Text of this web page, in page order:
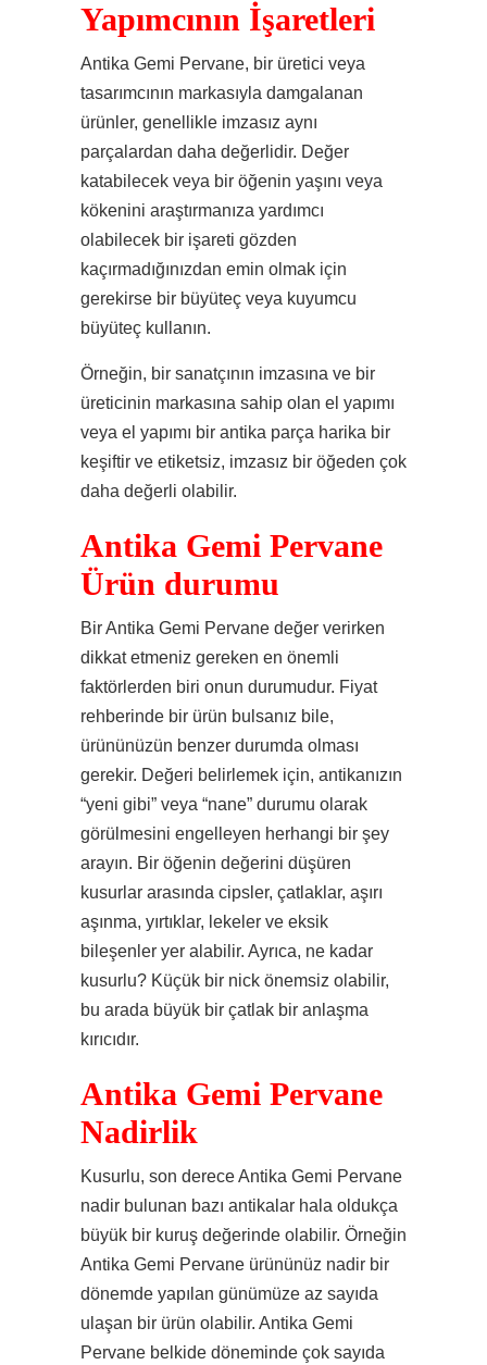
Yapımcının İşaretleri
Antika Gemi Pervane, bir üretici veya
tasarımcının markasıyla damgalanan
ürünler, genellikle imzasız aynı
parçalardan daha değerlidir. Değer
katabilecek veya bir öğenin yaşını veya
kökenini araştırmanıza yardımcı
olabilecek bir işareti gözden
kaçırmadığınızdan emin olmak için
gerekirse bir büyüteç veya kuyumcu
büyüteç kullanın.
Örneğin, bir sanatçının imzasına ve bir
üreticinin markasına sahip olan el yapımı
veya el yapımı bir antika parça harika bir
keşiftir ve etiketsiz, imzasız bir öğeden çok
daha değerli olabilir.
Antika Gemi Pervane
Ürün durumu
Bir Antika Gemi Pervane değer verirken
dikkat etmeniz gereken en önemli
faktörlerden biri onun durumudur. Fiyat
rehberinde bir ürün bulsanız bile,
ürününüzün benzer durumda olması
gerekir. Değeri belirlemek için, antikanızın
“yeni gibi” veya “nane” durumu olarak
görülmesini engelleyen herhangi bir şey
arayın. Bir öğenin değerini düşüren
kusurlar arasında cipsler, çatlaklar, aşırı
aşınma, yırtıklar, lekeler ve eksik
bileşenler yer alabilir. Ayrıca, ne kadar
kusurlu? Küçük bir nick önemsiz olabilir,
bu arada büyük bir çatlak bir anlaşma
kırıcıdır.
Antika Gemi Pervane
Nadirlik
Kusurlu, son derece Antika Gemi Pervane
nadir bulunan bazı antikalar hala oldukça
büyük bir kuruş değerinde olabilir. Örneğin
Antika Gemi Pervane ürününüz nadir bir
dönemde yapılan günümüze az sayıda
ulaşan bir ürün olabilir. Antika Gemi
Pervane belkide döneminde çok sayıda